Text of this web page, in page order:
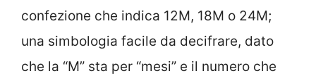
confezione che indica 12M, 18M o 24M;
una simbologia facile da decifrare, dato
che la “M” sta per “mesi” e il numero che